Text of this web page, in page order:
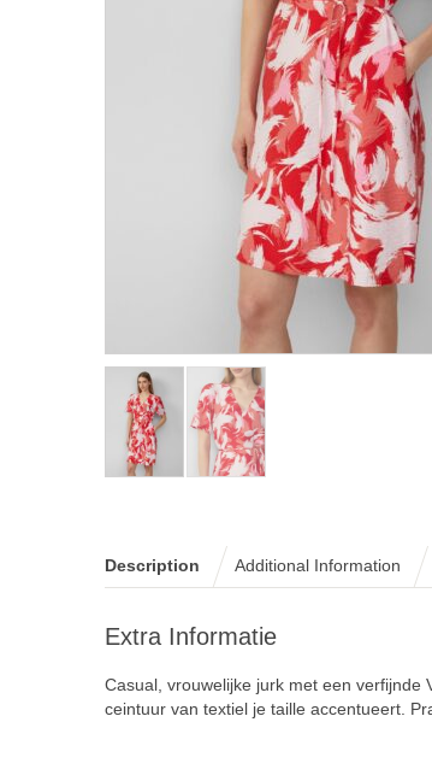
Description Additional Information
Extra Informatie
Casual, vrouwelijke jurk met een verfijnde
ceintuur van textiel je taille accentueert.